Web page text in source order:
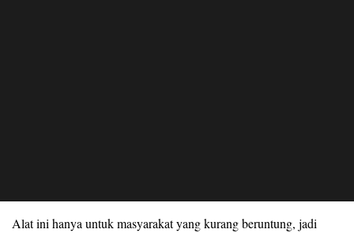
Alat ini hanya untuk masyarakat yang kurang beruntung, jadi